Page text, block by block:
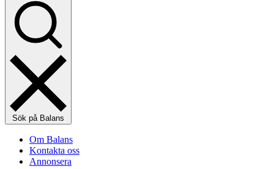
Sök på Balans
Om Balans
Kontakta oss
Annonsera